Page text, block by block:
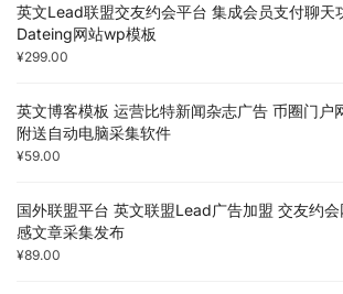
英文Lead联盟交友约会平台 集成会员支付聊天
Dateing网站wp模板
¥299.00
英文博客模板 运营比特新闻杂志广告 币圈门户
附送自动电脑采集软件
¥59.00
国外联盟平台 英文联盟Lead广告加盟 交友约
感文章采集发布
¥89.00